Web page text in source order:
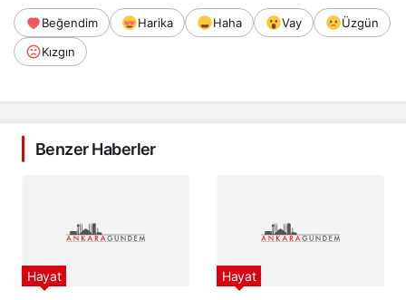
Beğendim Harika Haha Vay
Üzgün
Kızgın
Benzer Haberler
Hayat Hayat